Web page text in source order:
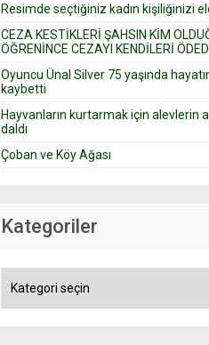
Resimde seçtiğiniz kadın kişiliğinizi
CEZA KESTİKLERİ ŞAHSIN KİM
ÖĞRENİNCE CEZAYI KENDİLERİ
Oyuncu Ünal Silver 75 yaşında
kaybetti
Hayvanların kurtarmak için alevlerin
daldı
Çoban ve Köy Ağası
Kategoriler